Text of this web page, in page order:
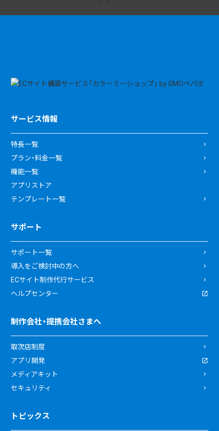
サービス情報
特長一覧
プラン・料金一覧
機能一覧
アプリストア
テンプレート一覧
サポート
サポート一覧
導入をご検討中の方へ
ECサイト制作代行サービス
ヘルプセンター
制作会社・提携会社さまへ
取次店制度
アプリ開発
メディアキット
セキュリティ
トピックス